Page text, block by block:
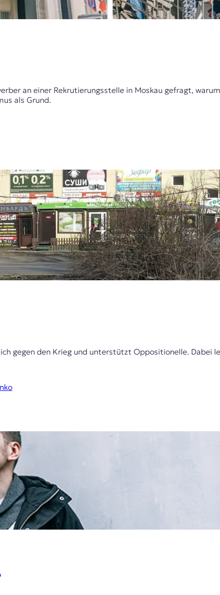
an einer Rekrutierungsstelle in Moskau gefragt,
als Grund.
gegen den Krieg und unterstützt Oppositionelle. Dabei